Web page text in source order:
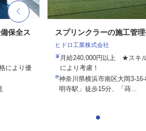
保全ス
により優
スプリンクラーの施工管
ヒドロ工業株式会社
月給240,000円以上 ★スキ
により考慮！
神奈川県横浜市南区大岡3-
明寺駅」徒歩15分、「蒔...